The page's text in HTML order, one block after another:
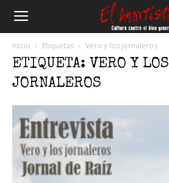
Inicio Etiquetas Vero y los jornaleros
ETIQUETA: VERO Y LOS
JORNALEROS